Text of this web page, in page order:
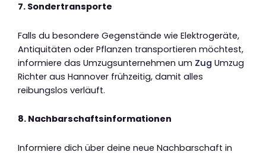
7. Sondertransporte
Falls du besondere Gegenstände wie Elektrogeräte,
Antiquitäten oder Pflanzen transportieren möchtest,
informiere das Umzugsunternehmen um Zug Umzug
Richter aus Hannover frühzeitig, damit alles
reibungslos verläuft.
8. Nachbarschaftsinformationen
Informiere dich über deine neue Nachbarschaft in